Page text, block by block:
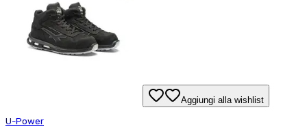
Aggiungi alla wishlist
U-Power